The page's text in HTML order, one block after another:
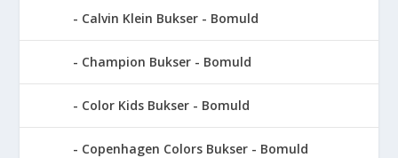
Calvin Klein Bukser - Bomuld
Champion Bukser - Bomuld
Color Kids Bukser - Bomuld
Copenhagen Colors Bukser - Bomuld